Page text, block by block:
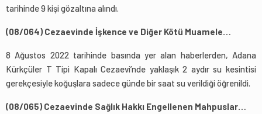
tarihinde 9 kişi gözaltına alındı.
(08/064) Cezaevinde İşkence ve Diğer Kötü Muamele…
8 Ağustos 2022 tarihinde basında yer alan haberlerden, Adana
Kürkçüler T Tipi Kapalı Cezaevi’nde yaklaşık 2 aydır su kesintisi
gerekçesiyle koğuşlara sadece günde bir saat su verildiği öğrenildi.
(08/065) Cezaevinde Sağlık Hakkı Engellenen Mahpuslar…